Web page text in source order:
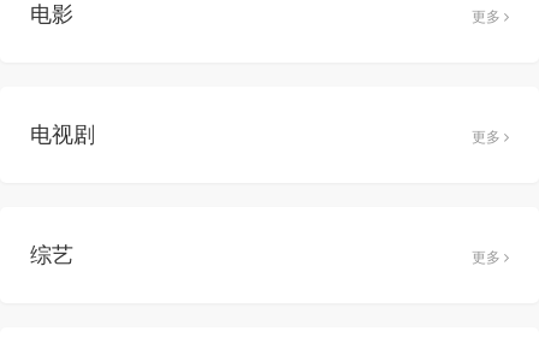
电影 更多
电视剧 更多
综艺 更多